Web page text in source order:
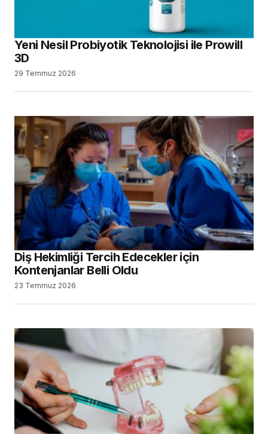
Yeni Nesil Probiyotik Teknolojisi ile Prowill
3D
29 Temmuz 2026
Diş Hekimliği Tercih Edecekler için
Kontenjanlar Belli Oldu
23 Temmuz 2026